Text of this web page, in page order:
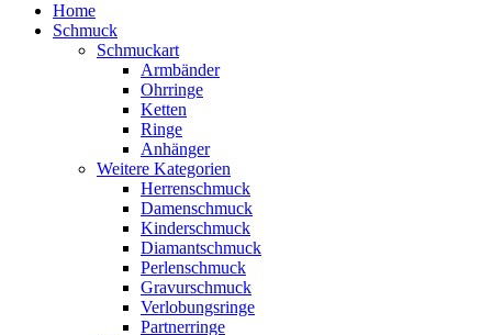
Home
Schmuck
Schmuckart
Armbänder
Ohrringe
Ketten
Ringe
Anhänger
Weitere Kategorien
Herrenschmuck
Damenschmuck
Kinderschmuck
Diamantschmuck
Perlenschmuck
Gravurschmuck
Verlobungsringe
Partnerringe